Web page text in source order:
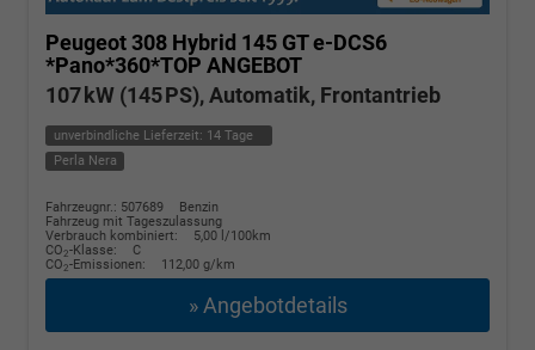
Peugeot 308 Hybrid 145 GT e-DCS6
*Pano*360*TOP ANGEBOT
107 kW (145 PS), Automatik, Frontantrieb
unverbindliche Lieferzeit: 14 Tage
Perla Nera
Fahrzeugnr.: 507689
Benzin
Fahrzeug mit Tageszulassung
Verbrauch kombiniert:
5,00 l/100km
CO2-Klasse:
C
CO2-Emissionen: 112,00 g/km
» Angebotdetails